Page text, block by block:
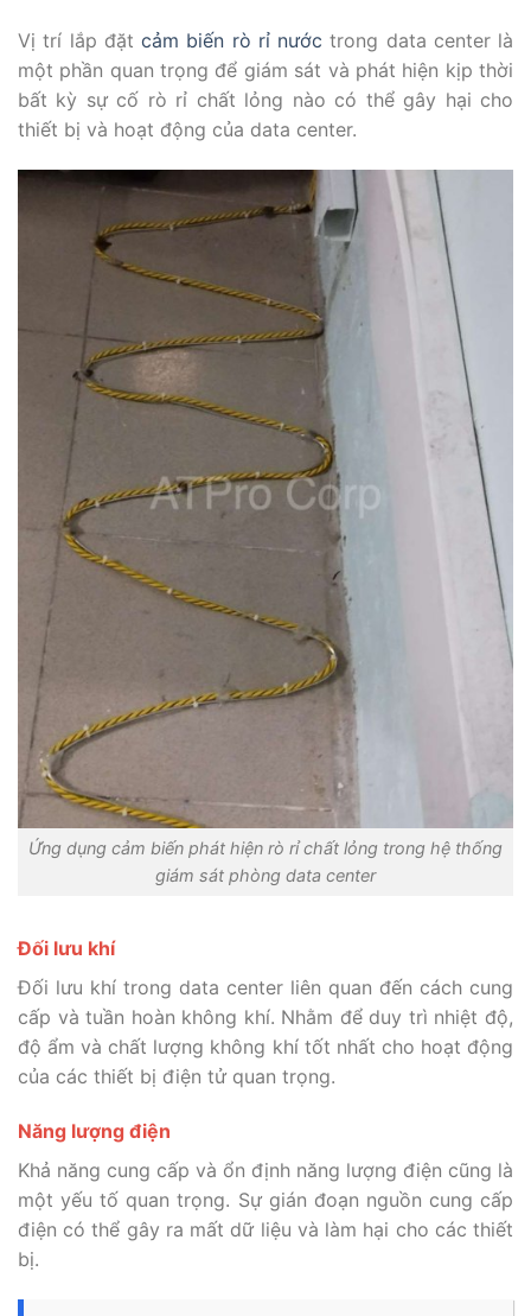
Vị trí lắp đặt cảm biến rò rỉ nước trong data center là
một phần quan trọng để giám sát và phát hiện kịp thời
bất kỳ sự cố rò rỉ chất lỏng nào có thể gây hại cho
thiết bị và hoạt động của data center.
Ứng dụng cảm biến phát hiện rò rỉ chất lỏng trong hệ thống
giám sát phòng data center
Đối lưu khí
Đối lưu khí trong data center liên quan đến cách cung
cấp và tuần hoàn không khí. Nhằm để duy trì nhiệt độ,
độ ẩm và chất lượng không khí tốt nhất cho hoạt động
của các thiết bị điện tử quan trọng.
Năng lượng điện
Khả năng cung cấp và ổn định năng lượng điện cũng là
một yếu tố quan trọng. Sự gián đoạn nguồn cung cấp
điện có thể gây ra mất dữ liệu và làm hại cho các thiết
bị.